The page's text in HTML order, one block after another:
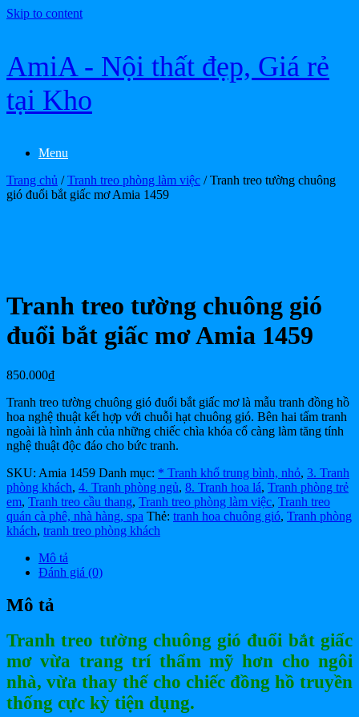
Skip to content
AmiA - Nội thất đẹp, Giá rẻ
tại Kho
Menu
Trang chủ /Tranh treo phòng làm việc / Tranh treo tường chuông
gió đuổi bắt giấc mơ Amia 1459
Tranh treo tường chuông gió
đuổi bắt giấc mơ Amia 1459
850.000₫
Tranh treo tường chuông gió đuổi bắt giấc mơ là mẫu tranh đồng hồ
hoa nghệ thuật kết hợp với chuỗi hạt chuông gió. Bên hai tấm tranh
ngoài là hình ảnh của những chiếc chìa khóa cổ càng làm tăng tính
nghệ thuật độc đáo cho bức tranh.
SKU: Amia 1459 Danh mục: * Tranh khổ trung bình, nhỏ, 3. Tranh
phòng khách, 4. Tranh phòng ngủ, 8. Tranh hoa lá, Tranh phòng trẻ
em, Tranh treo cầu thang, Tranh treo phòng làm việc, Tranh treo
quán cà phê, nhà hàng, spa Thẻ: tranh hoa chuông gió, Tranh phòng
khách, tranh treo phòng khách
Mô tả
Đánh giá (0)
Mô tả
Tranh treo tường chuông gió đuổi bắt giấc
mơ vừa trang trí thẩm mỹ hơn cho ngôi
nhà, vừa thay thế cho chiếc đồng hồ truyền
thống cực kỳ tiện dụng.